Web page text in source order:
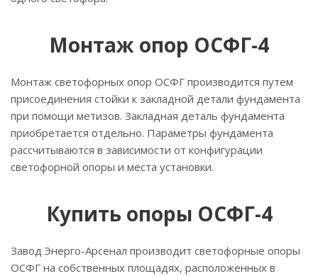
Монтаж опор ОСФГ-4
Монтаж светофорных опор ОСФГ производится путем
присоединения стойки к закладной детали фундамента
при помощи метизов. Закладная деталь фундамента
приобретается отдельно. Параметры фундамента
рассчитываются в зависимости от конфигурации
светофорной опоры и места установки.
Купить опоры ОСФГ-4
Завод Энерго-Арсенал производит светофорные опоры
ОСФГ на собственных площадях, расположенных в